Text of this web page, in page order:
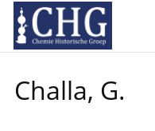
links
over
naar
de
Challa, G.